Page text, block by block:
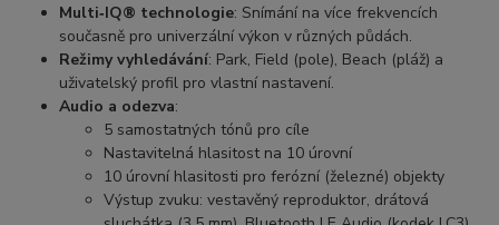
Multi‑IQ® technologie: Snímání na více frekvencích
současně pro univerzální výkon v různých půdách.
Režimy vyhledávání: Park, Field (pole), Beach (pláž) a
uživatelský profil pro vlastní nastavení.
Audio a odezva:
5 samostatných tónů pro cíle
Nastavitelná hlasitost na 10 úrovní
10 úrovní hlasitosti pro ferózní (železné) objekty
Výstup zvuku: vestavěný reproduktor, drátová